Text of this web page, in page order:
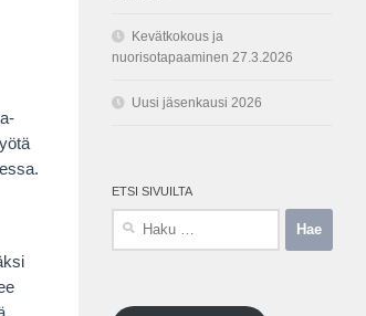
Kevätkokous ja
nuorisotapaaminen 27.3.2026
Uusi jäsenkausi 2026
ETSI SIVUILTA